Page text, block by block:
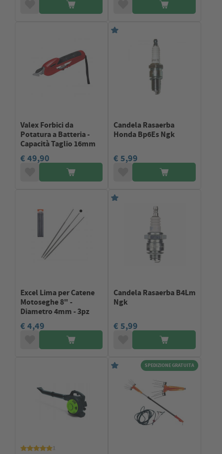
Valex Forbici da
Potatura a Batteria -
Capacità Taglio 16mm
€ 49,90
Candela Rasaerba
Honda Bp6Es Ngk
€ 5,99
Excel Lima per Catene
Motoseghe 8" -
Diametro 4mm - 3pz
€ 4,49
Candela Rasaerba B4Lm
Ngk
€ 5,99
SPEDIZIONE GRATUITA